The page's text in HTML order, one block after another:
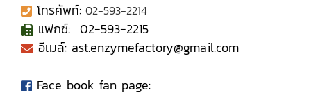
โทรศัพท์: 02-593-2214
แฟกซ์: 02-593-2215
อีเมล์: ast.enzymefactory@gmail.com
Face book fan page: